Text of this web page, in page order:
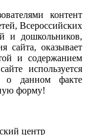
контент
, Всероссийских
и дошкольников,
сайта, оказывает
и содержанием
сайте используется
о данном
факте
форму!
центр